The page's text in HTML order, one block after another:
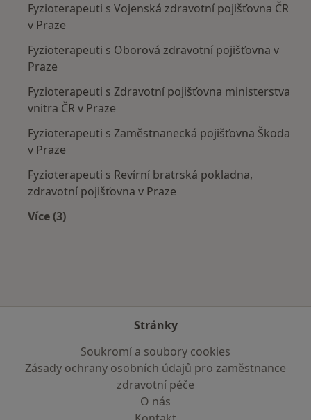
Fyzioterapeuti s Vojenská zdravotní pojišťovna ČR
v Praze
Fyzioterapeuti s Oborová zdravotní pojišťovna v
Praze
Fyzioterapeuti s Zdravotní pojišťovna ministerstva
vnitra ČR v Praze
Fyzioterapeuti s Zaměstnanecká pojišťovna Škoda
v Praze
Fyzioterapeuti s Revírní bratrská pokladna,
zdravotní pojišťovna v Praze
Více (3)
Stránky
Soukromí a soubory cookies
Zásady ochrany osobních údajů pro zaměstnance
zdravotní péče
O nás